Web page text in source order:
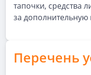
тапочки, средства
за дополнительную
Перечень